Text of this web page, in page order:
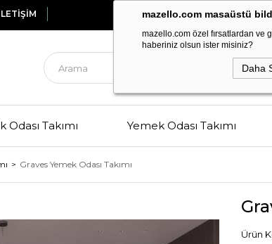
mazello.com masaüstü
mazello.com özel fırsatlardan ve
haberiniz olsun ister misiniz?
Daha
EstetikveKalitenin
Odası Takımı Yemek Odası Takımı
Graves Yemek Odası Takımı